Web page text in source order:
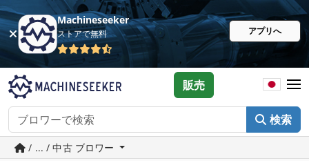
Machineseeker
ストアで無料 アプリへ
検索
販売
/ ... / 中古 ブロワー